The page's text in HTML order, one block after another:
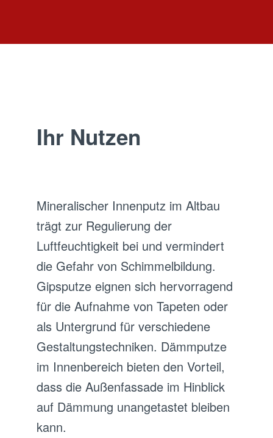
Ihr Nutzen
Mineralischer Innenputz im Altbau
trägt zur Regulierung der
Luftfeuchtigkeit bei und vermindert
die Gefahr von Schimmelbildung.
Gipsputze eignen sich hervorragend
für die Aufnahme von Tapeten oder
als Untergrund für verschiedene
Gestaltungstechniken. Dämmputze
im Innenbereich bieten den Vorteil,
dass die Außenfassade im Hinblick
auf Dämmung unangetastet bleiben
kann.